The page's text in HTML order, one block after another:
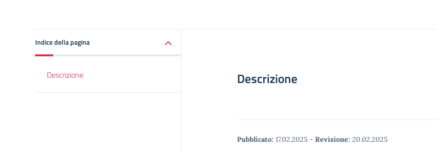
Indice della pagina
Descrizione Descrizione
Pubblicato: 17.02.2025 - Revisione: 20.02.2025